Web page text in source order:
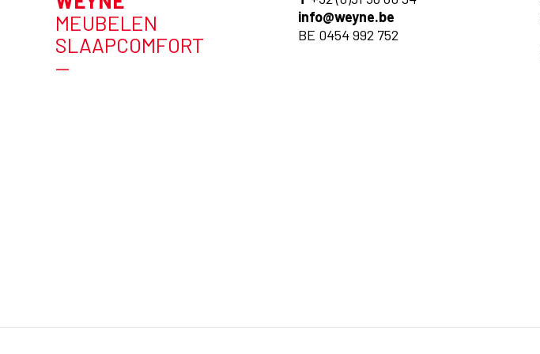
MEUBELEN
SLAAPCOMFORT
—
info@weyne.be
BE 0454 992 752